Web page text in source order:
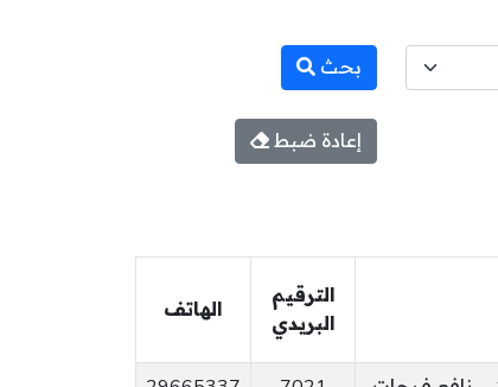
بحث
إعادة ضبط
الترقيم
البريدي
الهاتف